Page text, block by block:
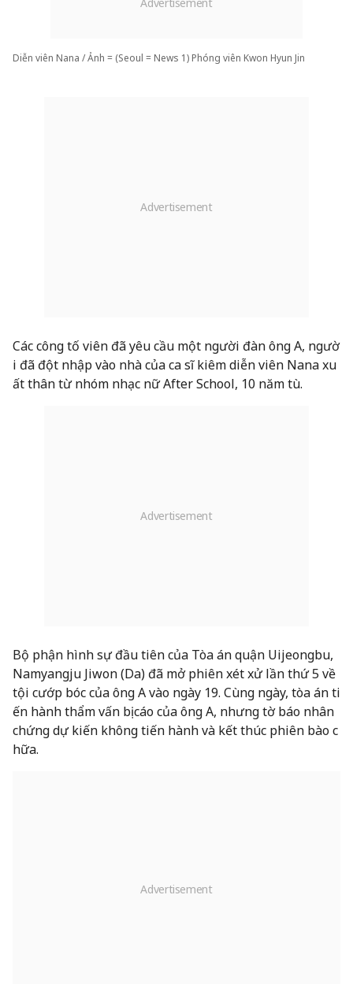
Diễn viên Nana / Ảnh = (Seoul = News 1) Phóng viên Kwon Hyun Jin
Các công tố viên đã yêu cầu một người đàn ông A, ngườ
i đã đột nhập vào nhà của ca sĩ kiêm diễn viên Nana xu
ất thân từ nhóm nhạc nữ After School, 10 năm tù.
Bộ phận hình sự đầu tiên của Tòa án quận Uijeongbu,
Namyangju Jiwon (Da) đã mở phiên xét xử lần thứ 5 về
tội cướp bóc của ông A vào ngày 19. Cùng ngày, tòa án ti
ến hành thẩm vấn bị cáo của ông A, nhưng tờ báo nhân
chứng dự kiến không tiến hành và kết thúc phiên bào c
hữa.